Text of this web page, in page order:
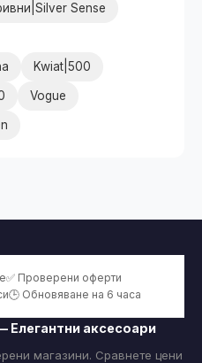
Sense
Kwiat|500
Vogue
✅ Проверени оферти
🕒 Обновяване на 6 часа
Елегантни аксесоари
магазини. Сравнете цени